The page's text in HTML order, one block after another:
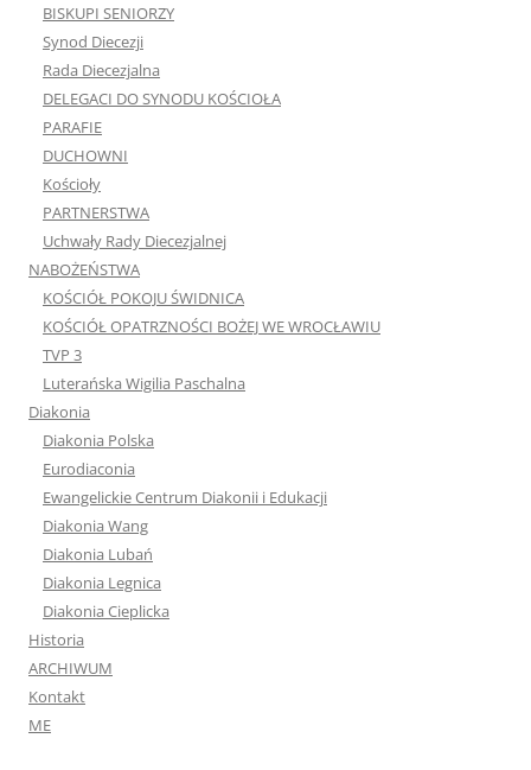
BISKUPI SENIORZY
Synod Diecezji
Rada Diecezjalna
DELEGACI DO SYNODU KOŚCIOŁA
PARAFIE
DUCHOWNI
Kościoły
PARTNERSTWA
Uchwały Rady Diecezjalnej
NABOŻEŃSTWA
KOŚCIÓŁ POKOJU ŚWIDNICA
KOŚCIÓŁ OPATRZNOŚCI BOŻEJ WE WROCŁAWIU
TVP 3
Luterańska Wigilia Paschalna
Diakonia
Diakonia Polska
Eurodiaconia
Ewangelickie Centrum Diakonii i Edukacji
Diakonia Wang
Diakonia Lubań
Diakonia Legnica
Diakonia Cieplicka
Historia
ARCHIWUM
Kontakt
ME